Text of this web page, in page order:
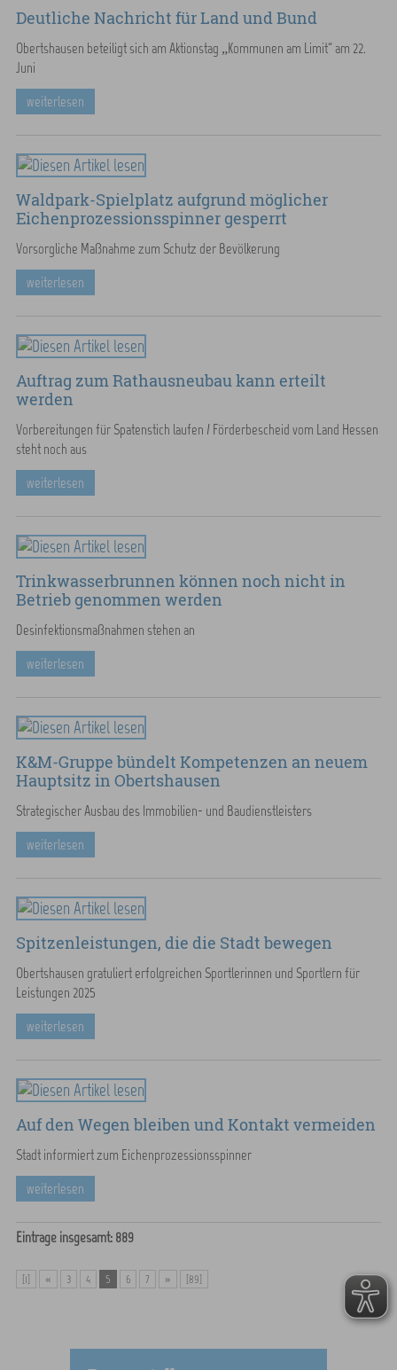
Deutliche Nachricht für Land und Bund
Obertshausen beteiligt sich am Aktionstag „Kommunen am Limit“ am 22.
Juni
weiterlesen
Waldpark-Spielplatz aufgrund möglicher
Eichenprozessionsspinner gesperrt
Vorsorgliche Maßnahme zum Schutz der Bevölkerung
weiterlesen
Auftrag zum Rathausneubau kann erteilt
werden
Vorbereitungen für Spatenstich laufen / Förderbescheid vom Land Hessen
steht noch aus
weiterlesen
Trinkwasserbrunnen können noch nicht in
Betrieb genommen werden
Desinfektionsmaßnahmen stehen an
weiterlesen
K&M-Gruppe bündelt Kompetenzen an neuem
Hauptsitz in Obertshausen
Strategischer Ausbau des Immobilien- und Baudienstleisters
weiterlesen
Spitzenleistungen, die die Stadt bewegen
Obertshausen gratuliert erfolgreichen Sportlerinnen und Sportlern für
Leistungen 2025
weiterlesen
Auf den Wegen bleiben und Kontakt vermeiden
Stadt informiert zum Eichenprozessionsspinner
weiterlesen
Einträge insgesamt: 889
[1] « 3 4 5 6 7 » [89]